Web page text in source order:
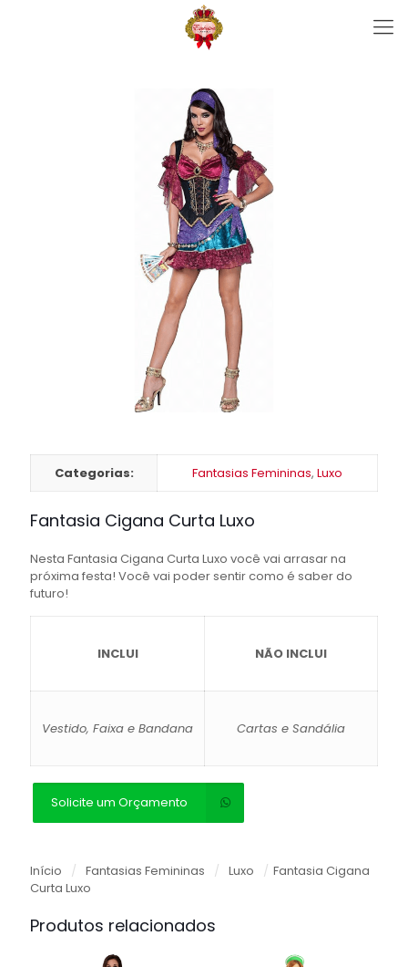
Categorias: Fantasias Femininas, Luxo
Fantasia Cigana Curta Luxo
Nesta Fantasia Cigana Curta Luxo você vai arrasar na
próxima festa! Você vai poder sentir como é saber do
futuro!
INCLUI NÃO INCLUI
Vestido, Faixa e Bandana Cartas e Sandália
Solicite um Orçamento
Início / Fantasias Femininas / Luxo / Fantasia Cigana
Curta Luxo
Produtos relacionados